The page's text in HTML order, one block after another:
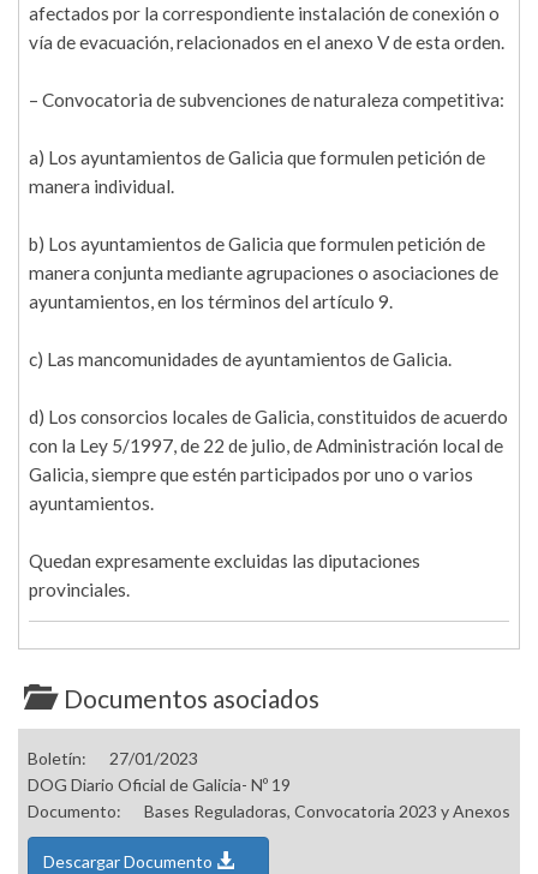
afectados por la correspondiente instalación de conexión o
vía de evacuación, relacionados en el anexo V de esta orden.
– Convocatoria de subvenciones de naturaleza competitiva:
a) Los ayuntamientos de Galicia que formulen petición de
manera individual.
b) Los ayuntamientos de Galicia que formulen petición de
manera conjunta mediante agrupaciones o asociaciones de
ayuntamientos, en los términos del artículo 9.
c) Las mancomunidades de ayuntamientos de Galicia.
d) Los consorcios locales de Galicia, constituidos de acuerdo
con la Ley 5/1997, de 22 de julio, de Administración local de
Galicia, siempre que estén participados por uno o varios
ayuntamientos.
Quedan expresamente excluidas las diputaciones
provinciales.
Documentos asociados
Boletín:
27/01/2023
DOG Diario Oficial de Galicia- Nº 19
Documento:
Bases Reguladoras, Convocatoria 2023 y Anexos
Descargar Documento